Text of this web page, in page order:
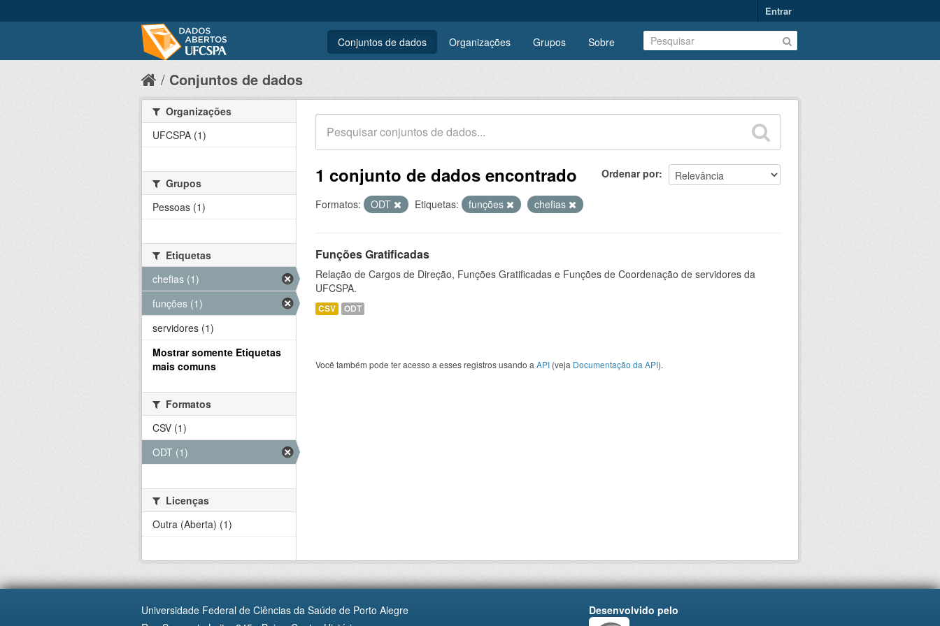
Entrar
Conjuntos de dados Organizações Grupos Sobre
Conjuntos de dados
Ordenar por
1 conjunto de dados encontrado
Formatos: ODT Etiquetas: funções chefias
Funções Gratificadas
Relação de Cargos de Direção, Funções Gratificadas e Funções de Coordenação de servidores da
UFCSPA.
CSV ODT
Você também pode ter acesso a esses registros usando a API (veja Documentação da API).
Organizações
UFCSPA (1)
Grupos
Pessoas (1)
Etiquetas
chefias (1)
funções (1)
servidores (1)
Mostrar somente Etiquetas
mais comuns
Formatos
CSV (1)
ODT (1)
Licenças
Outra (Aberta) (1)
Universidade Federal de Ciências da Saúde de Porto Alegre
Desenvolvido pelo